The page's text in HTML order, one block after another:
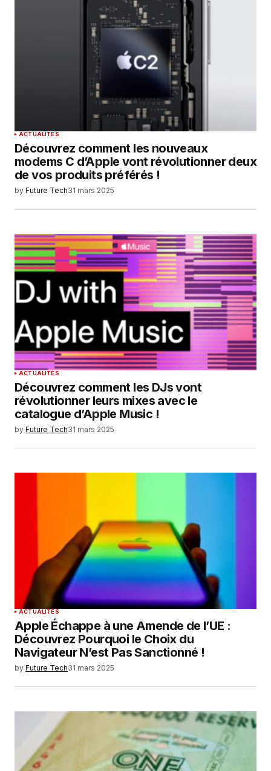
ACTUALITÉS
Découvrez comment les nouveaux
modems C d’Apple vont révolutionner deux
de vos produits préférés !
by Future Tech31 mars 2025
ACTUALITÉS
Découvrez comment les DJs vont
révolutionner leurs mixes avec le
catalogue d’Apple Music !
by Future Tech31 mars 2025
ACTUALITÉS
Apple Échappe à une Amende de l’UE :
Découvrez Pourquoi le Choix du
Navigateur N’est Pas Sanctionné !
by Future Tech31 mars 2025